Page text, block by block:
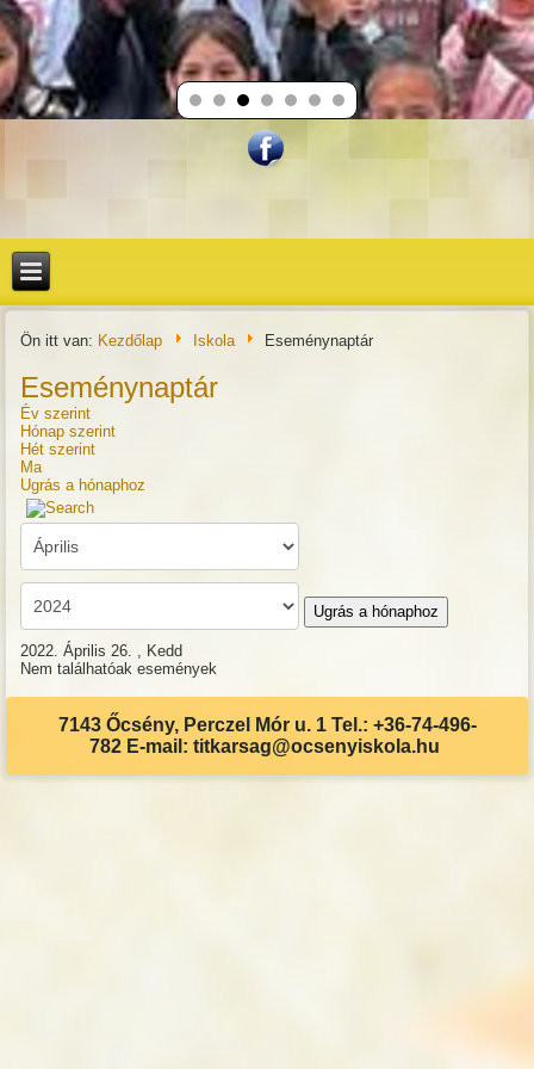
Ön itt van: Kezdőlap Iskola Eseménynaptár
Eseménynaptár
Év szerint
Hónap szerint
Hét szerint
Ma
Ugrás a hónaphoz
Ugrás a hónaphoz
2022. Április 26. , Kedd
Nem találhatóak események
7143 Őcsény, Perczel Mór u. 1 Tel.: +36-74-496-
782 E-mail: titkarsag@ocsenyiskola.hu